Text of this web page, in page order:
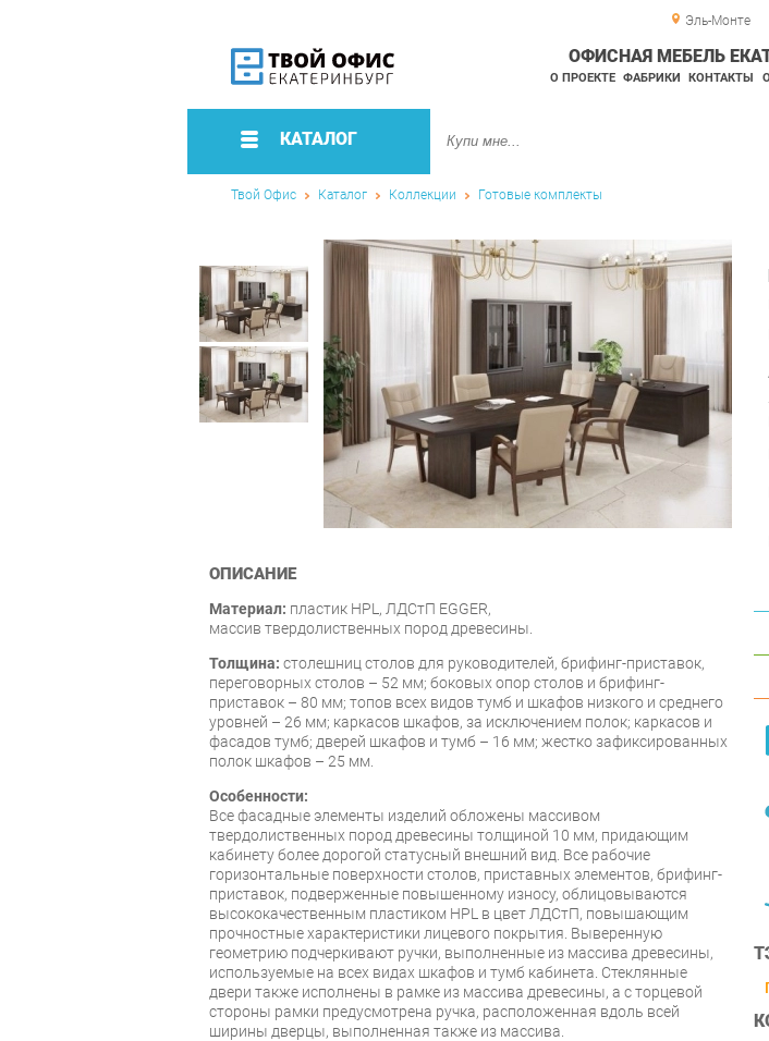
Эль-Монте
ОФИСНАЯ МЕБЕЛЬ
О ПРОЕКТЕ ФАБРИКИ КОНТАКТЫ
КАТАЛОГ
Твой Офис Каталог Коллекции Готовые комплекты
ОПИСАНИЕ
Материал: пластик HPL, ЛДСтП EGGER,
массив твердолиственных пород древесины.
Толщина: столешниц столов для руководителей, брифинг-приставок,
переговорных столов – 52 мм; боковых опор столов и брифинг-
приставок – 80 мм; топов всех видов тумб и шкафов низкого и среднего
уровней – 26 мм; каркасов шкафов, за исключением полок; каркасов и
фасадов тумб; дверей шкафов и тумб – 16 мм; жестко зафиксированныx
полок шкафов – 25 мм.
Особенности:
Все фасадные элементы изделий обложены массивом
твердолиственных пород древесины толщиной 10 мм, придающим
кабинету более дорогой статусный внешний вид. Все рабочие
горизонтальные поверхности столов, приставных элементов, брифинг-
приставок, подверженные повышенному износу, облицовываются
высококачественным пластиком HPL в цвет ЛДСтП, повышающим
прочностные характеристики лицевого покрытия. Выверенную
геометрию подчеркивают ручки, выполненные из массива древесины,
используемые на всех видах шкафов и тумб кабинета. Стеклянные
двери также исполнены в рамке из массива древесины, а с торцевой
стороны рамки предусмотрена ручка, расположенная вдоль всей
ширины дверцы, выполненная также из массива.